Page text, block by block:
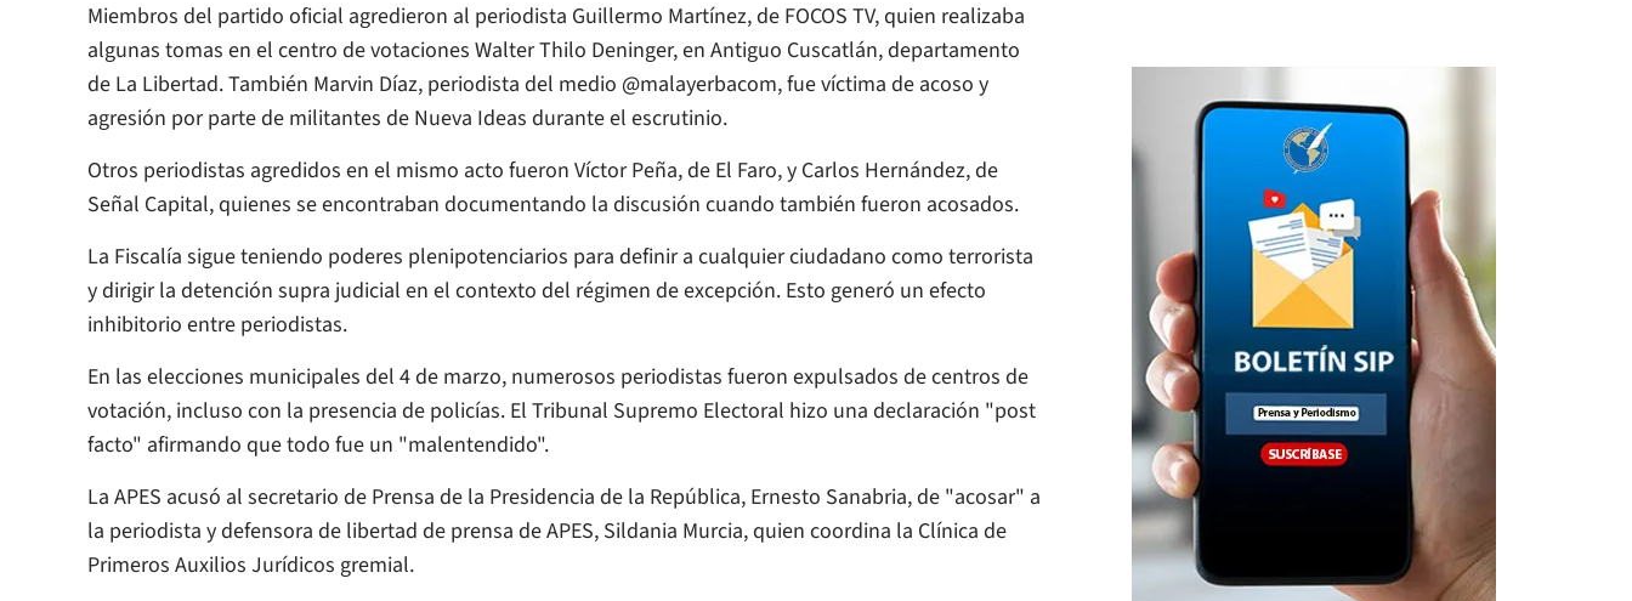
Miembros del partido oficial agredieron al periodista Guillermo Martínez, de FOCOS TV, quien realizaba
algunas tomas en el centro de votaciones Walter Thilo Deninger, en Antiguo Cuscatlán, departamento
de La Libertad. También Marvin Díaz, periodista del medio @malayerbacom, fue víctima de acoso y
agresión por parte de militantes de Nueva Ideas durante el escrutinio.
Otros periodistas agredidos en el mismo acto fueron Víctor Peña, de El Faro, y Carlos Hernández, de
Señal Capital, quienes se encontraban documentando la discusión cuando también fueron acosados.
La Fiscalía sigue teniendo poderes plenipotenciarios para definir a cualquier ciudadano como terrorista
y dirigir la detención supra judicial en el contexto del régimen de excepción. Esto generó un efecto
inhibitorio entre periodistas.
En las elecciones municipales del 4 de marzo, numerosos periodistas fueron expulsados de centros de
votación, incluso con la presencia de policías. El Tribunal Supremo Electoral hizo una declaración "post
facto" afirmando que todo fue un "malentendido".
La APES acusó al secretario de Prensa de la Presidencia de la República, Ernesto Sanabria, de "acosar" a
la periodista y defensora de libertad de prensa de APES, Sildania Murcia, quien coordina la Clínica de
Primeros Auxilios Jurídicos gremial.